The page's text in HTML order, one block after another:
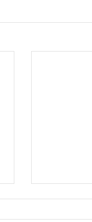
光が丘900